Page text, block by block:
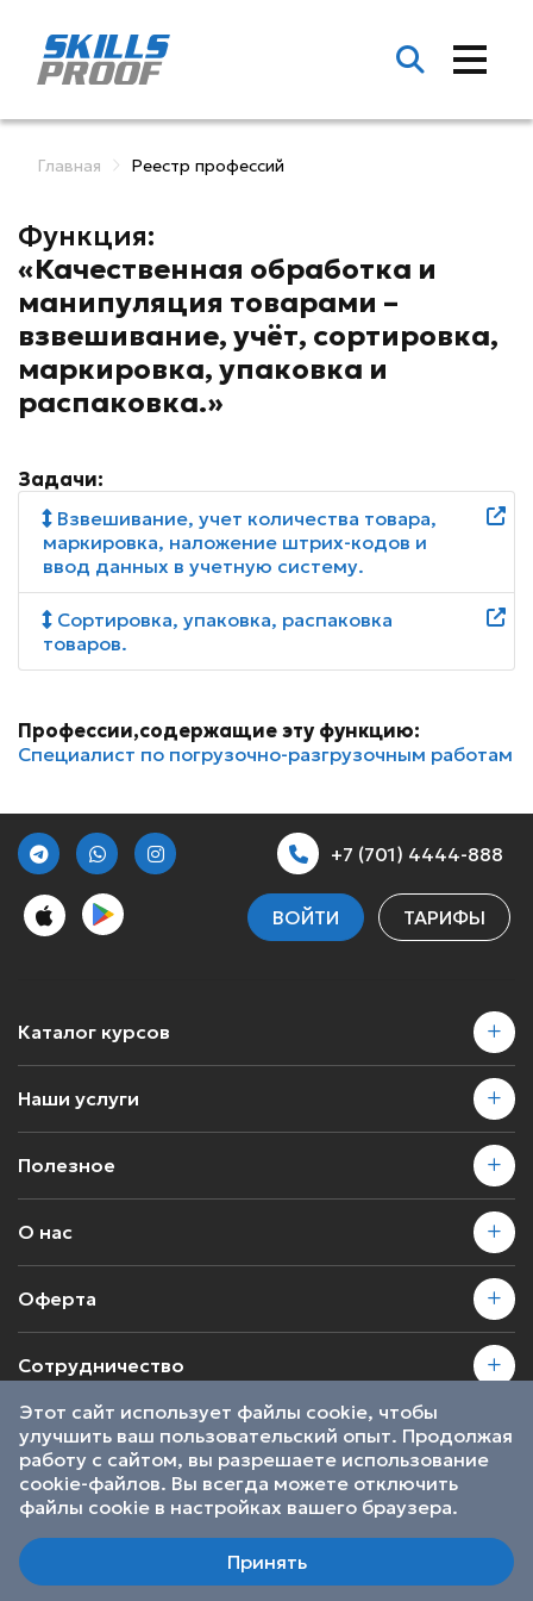
Главная Реестр профессий
Функция:
«Качественная обработка и
манипуляция товарами –
взвешивание, учёт, сортировка,
маркировка, упаковка и
распаковка.»
Задачи:
Взвешивание, учет количества товара,
маркировка, наложение штрих-кодов и
ввод данных в учетную систему.
Сортировка, упаковка, распаковка
товаров.
Профессии,содержащие эту функцию:
Специалист по погрузочно-разгрузочным работам
+7 (701) 4444-888
ВОЙТИ ТАРИФЫ
Каталог курсов
Наши услуги
Полезное
О нас
Оферта
Сотрудничество
2026 © SkillsProof | Все права защищены
Пользовательское соглашение
Являемся участниками
Этот сайт использует файлы cookie, чтобы
улучшить ваш пользовательский опыт. Продолжая
работу с сайтом, вы разрешаете использование
cookie-файлов. Вы всегда можете отключить
файлы cookie в настройках вашего браузера.
Принять